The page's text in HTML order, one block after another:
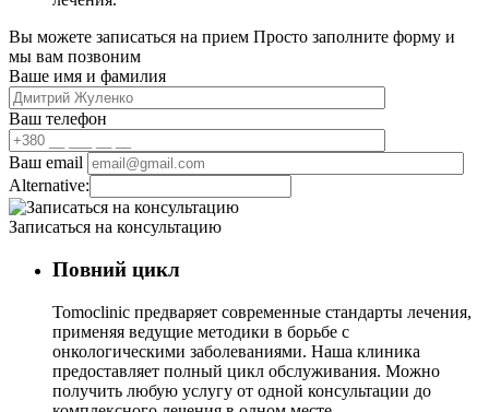
Вы можете записаться на прием Просто заполните форму и
мы вам позвоним
Ваше имя и фамилия
Ваш телефон
Ваш email
Alternative:
Записаться на консультацию
Повний цикл
Tomoclinic предваряет современные стандарты лечения,
применяя ведущие методики в борьбе с
онкологическими заболеваниями. Наша клиника
предоставляет полный цикл обслуживания. Можно
получить любую услугу от одной консультации до